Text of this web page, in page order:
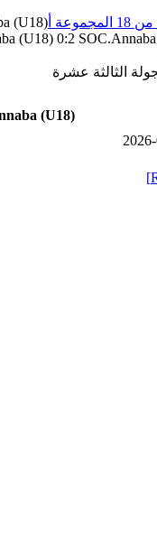
أ
(U18)
(U18) 0:2
(U18)